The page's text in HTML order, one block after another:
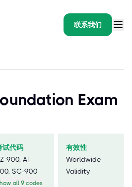
联系我们
Exam
试代码
900, AI-
SC-900
all 9 codes
有效性
Worldwide
Validity